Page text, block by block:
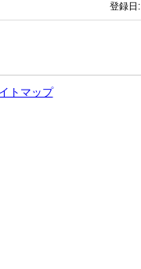
登録日:
トマップ